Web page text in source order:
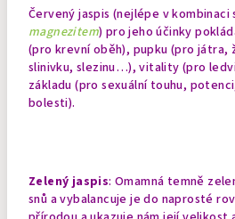
Červený jaspis (nejlépe v kombinaci
magnezitem) pro jeho účinky
(pro krevní oběh), pupku (pro játra,
slinivku, slezinu…), vitality (pro
základu (pro sexuální touhu,
bolesti).
Zelený jaspis: Omamná temně
snů a vybalancuje je do naprosté